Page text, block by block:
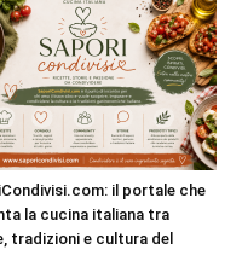
il portale che
la cucina italiana tra
tradizioni e cultura del